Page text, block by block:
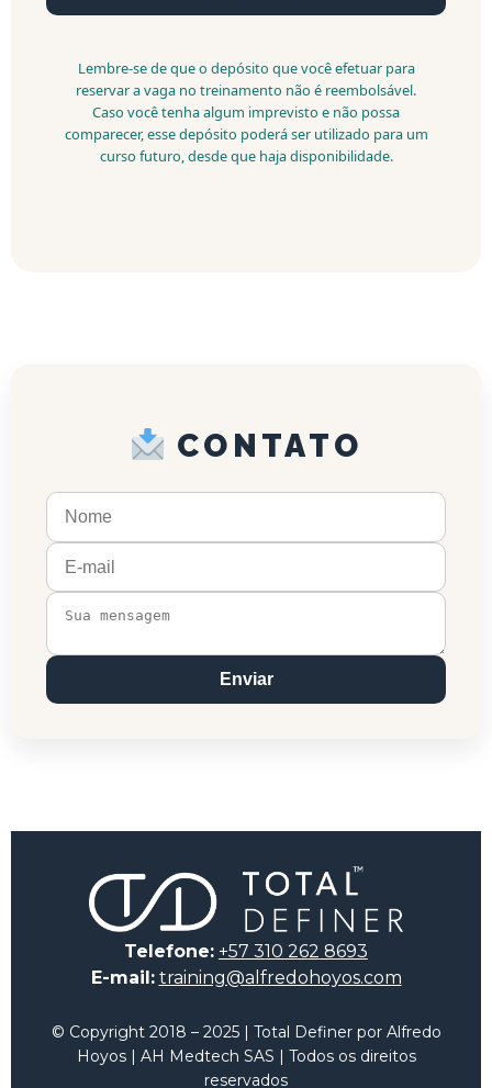
Lembre-se de que o depósito que você efetuar para
reservar a vaga no treinamento não é reembolsável.
Caso você tenha algum imprevisto e não possa
comparecer, esse depósito poderá ser utilizado para um
curso futuro, desde que haja disponibilidade.
CONTATO
Enviar
Telefone: +57 310 262 8693
E-mail: training@alfredohoyos.com
© Copyright 2018 – 2025 | Total Definer por Alfredo
Hoyos | AH Medtech SAS | Todos os direitos
reservados